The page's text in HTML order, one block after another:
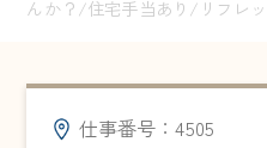
んか？/住宅手当あり/リフレッ
仕事番号：4505